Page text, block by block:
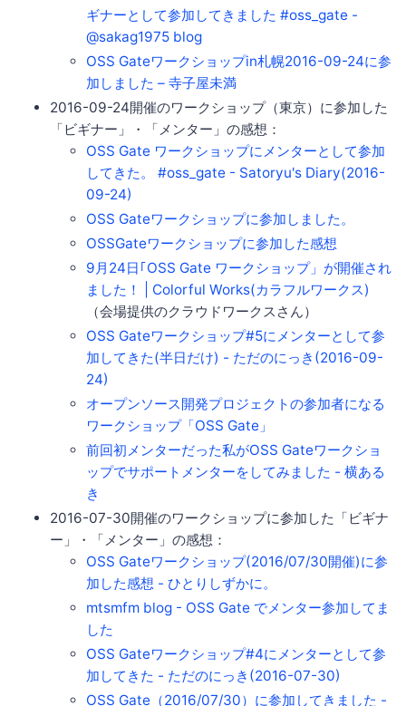
ギナーとして参加してきました #oss_gate -
@sakag1975 blog
OSS Gateワークショップin札幌2016-09-24に参
加しました – 寺子屋未満
2016-09-24開催のワークショップ（東京）に参加した
「ビギナー」・「メンター」の感想：
OSS Gate ワークショップにメンターとして参加
してきた。 #oss_gate - Satoryu's Diary(2016-
09-24)
OSS Gateワークショップに参加しました。
OSSGateワークショップに参加した感想
9月24日｢OSS Gate ワークショップ」が開催され
ました！ | Colorful Works(カラフルワークス)
（会場提供のクラウドワークスさん）
OSS Gateワークショップ#5にメンターとして参
加してきた(半日だけ) - ただのにっき(2016-09-
24)
オープンソース開発プロジェクトの参加者になる
ワークショップ「OSS Gate」
前回初メンターだった私がOSS Gateワークショ
ップでサポートメンターをしてみました - 横ある
き
2016-07-30開催のワークショップに参加した「ビギナ
ー」・「メンター」の感想：
OSS Gateワークショップ(2016/07/30開催)に参
加した感想 - ひとりしずかに。
mtsmfm blog - OSS Gate でメンター参加してま
した
OSS Gateワークショップ#4にメンターとして参
加してきた - ただのにっき(2016-07-30)
OSS Gate（2016/07/30）に参加してきました -